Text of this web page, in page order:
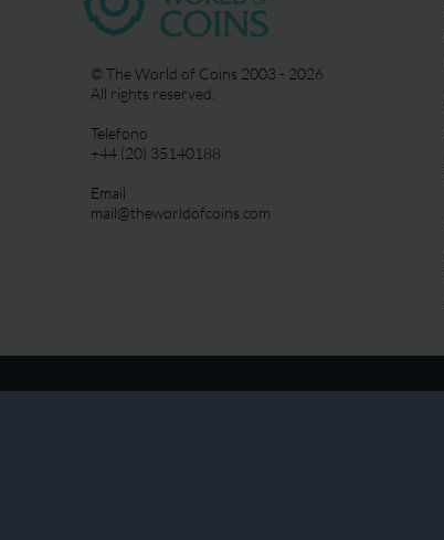
© The World of Coins 2003 - 2026
All rights reserved.
Telefono
+44 (20) 35140188
Email
mail@theworldofcoins.com